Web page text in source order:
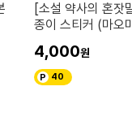
[소설 약사의 혼잣
종이 스티커 (마오
4,000
40